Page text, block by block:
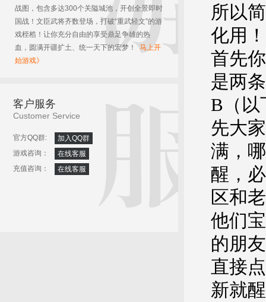
战图，包含多达300个关隘城池，开创全景即时
国战！文臣武将齐数登场，打破“重武轻文”的游
戏桎梏！让你充分自由的享受鼎足争雄的热
血，圆满开疆扩土、统一天下的宏梦！ 马上开
始游戏》
客户服务
Customer Service
官方QQ群:
加入QQ群
游戏咨询：
在线客服
充值咨询：
在线客服
所以
化
首先
是两
B（以
先大
满，
醒，
区和
他们
的朋
直接
新就